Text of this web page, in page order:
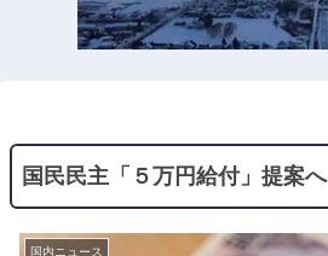
国民民主「５万円給付」提案へ
国内ニュース